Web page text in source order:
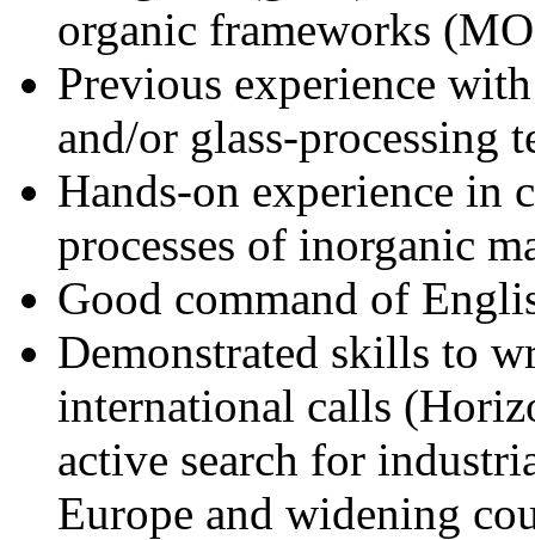
organic frameworks
Previous experience
and/or glass-processing
Hands-on experience in
processes of inorganic
Good command of
Demonstrated skills to
international calls
active search for
Europe and widening